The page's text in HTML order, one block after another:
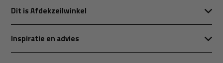
Dit is Afdekzeilwinkel
Inspiratie en advies